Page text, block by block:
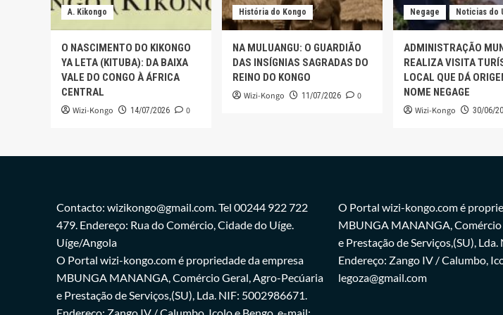
A. Kikongo
O NASCIMENTO DO KIKONGO
YA LETA (KITUBA): DA BAIXA
VALE DO CONGO À ÁFRICA
CENTRAL
Wizi-Kongo 14/07/2026 0
História do Kongo
NA MULUANGU: O GUARDIÃO
DAS INSÍGNIAS SAGRADAS DO
REINO DO KONGO
Wizi-Kongo 11/07/2026 0
Negage Noticias do
ADMINISTRAÇÃO
REALIZA VISITA
LOCAL QUE DÁ
NOME NEGAGE
Wizi-Kongo 30/06/
Contacto: wizikongo@gmail.com. Tel 00244 922 722
479. Endereço: Rua do Comércio, Cidade do Uíge.
Uíge/Angola
O Portal wizi-kongo.com é propriedade da empresa
MBUNGA MANANGA, Comércio Geral, Agro-Pecúaria
e Prestação de Serviços,(SU), Lda. NIF: 5002986671.
O Portal wizi-kongo.com é
MBUNGA MANANGA,
e Prestação de Serviços,(SU),
Endereço: Zango IV / Calumbo,
legoza@gmail.com